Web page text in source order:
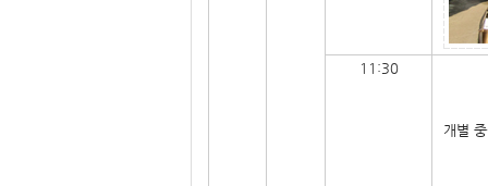
11:30
개별